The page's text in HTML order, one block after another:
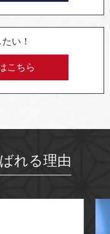
い！
こちら
れる理由